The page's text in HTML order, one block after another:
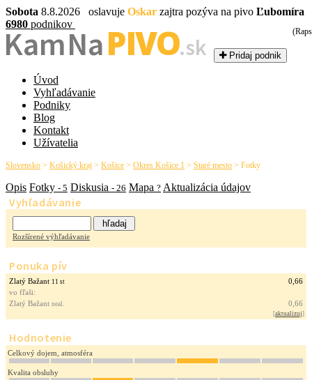
Sobota 8.8.2026 oslavuje Oskar zajtra pozýva na pivo Ľubomíra
6980 podnikov
Kam NaPIVO.sk Pridaj podnik
Úvod
Vyhľadávanie
Podniky
Blog
Kontakt
Užívatelia
Slovensko > Košický kraj > Košice > Okres Košice 1 > Staré mesto > Fotky
Opis Fotky - 5 Diskusia - 26 Mapa ? Aktualizácia údajov
Vyhľadávanie
Rozšírené výhľadávanie
Ponuka pív
Zlatý Bažant 11 st
0,66
vo fľaši:
Zlatý Bažant neal. 0,66
[aktualizuj]
Hodnotenie
Celkový dojem, atmosféra
Kvalita obsluhy